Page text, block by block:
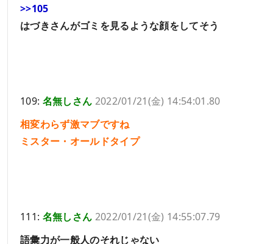
>>105
はづきさんがゴミを見るような顔をしてそう
109: 名無しさん 2022/01/21(金) 14:54:01.80
相変わらず激マブですね
ミスター・オールドタイプ
111: 名無しさん 2022/01/21(金) 14:55:07.79
語彙力が一般人のそれじゃない